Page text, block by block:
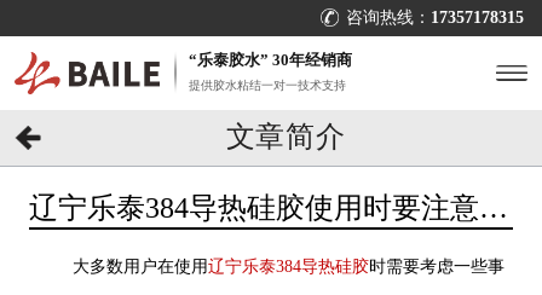
咨询热线： 17357178315
“乐泰胶水” 30年经销商
提供胶水粘结一对一技术支持
文章简介
辽宁乐泰384导热硅胶使用时要注意什
大多数用户在使用辽宁乐泰384导热硅胶时需要考虑一些事